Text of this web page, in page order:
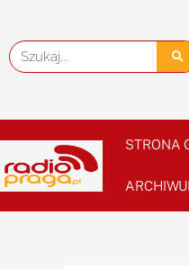
content
Szukaj
STRONA